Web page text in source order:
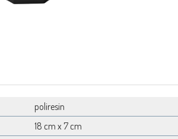
poliresin
18 cm x 7 cm